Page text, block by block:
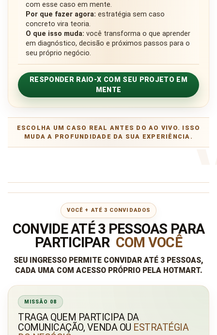
com esse caso em mente.
Por que fazer agora: estratégia sem caso
concreto vira teoria.
O que isso muda: você transforma o que aprender
em diagnóstico, decisão e próximos passos para o
seu próprio negócio.
RESPONDER RAIO-X COM SEU PROJETO EM
MENTE
ESCOLHA UM CASO REAL ANTES DO AO VIVO. ISSO
MUDA A PROFUNDIDADE DA SUA EXPERIÊNCIA.
VOCÊ + ATÉ 3 CONVIDADOS
CONVIDE ATÉ 3 PESSOAS PARA
PARTICIPAR COM VOCÊ
SEU INGRESSO PERMITE CONVIDAR ATÉ 3 PESSOAS,
CADA UMA COM ACESSO PRÓPRIO PELA HOTMART.
MISSÃO 08
TRAGA QUEM PARTICIPA DA
COMUNICAÇÃO, VENDA OU ESTRATÉGIA